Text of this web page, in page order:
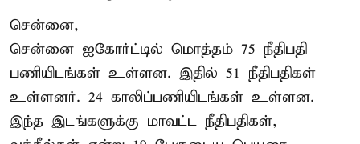
சென்னை,
சென்னை ஐகோர்ட்டில் மொத்தம் 75 நீதிபதி
பணியிடங்கள் உள்ளன. இதில் 51 நீதிபதிகள்
உள்ளனர். 24 காலிப்பணியிடங்கள் உள்ளன.
இந்த இடங்களுக்கு மாவட்ட நீதிபதிகள்,